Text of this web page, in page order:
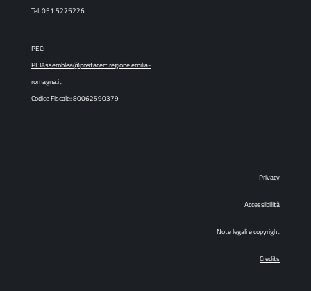
Tel. 051 5275226
PEC:
PEIAssemblea@postacert.regione.emilia-
romagna.it
Codice Fiscale: 80062590379
Privacy
Accessibilità
Note legali e copyright
Credits